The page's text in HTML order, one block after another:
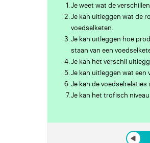
Je weet wat de
Je kan uitleggen wat de
voedselketen.
Je kan uitleggen hoe
staan van een
Je kan het verschil
Je kan uitleggen wat een
Je kan de
Je kan het trofisch